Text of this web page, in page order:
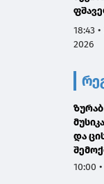
18:43
2026
და
10:00